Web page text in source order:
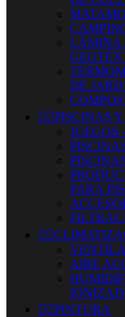
LÁMINA
DE
 PISCINAS
JUEGOS
PARA
 
AIRE
 PINTURA